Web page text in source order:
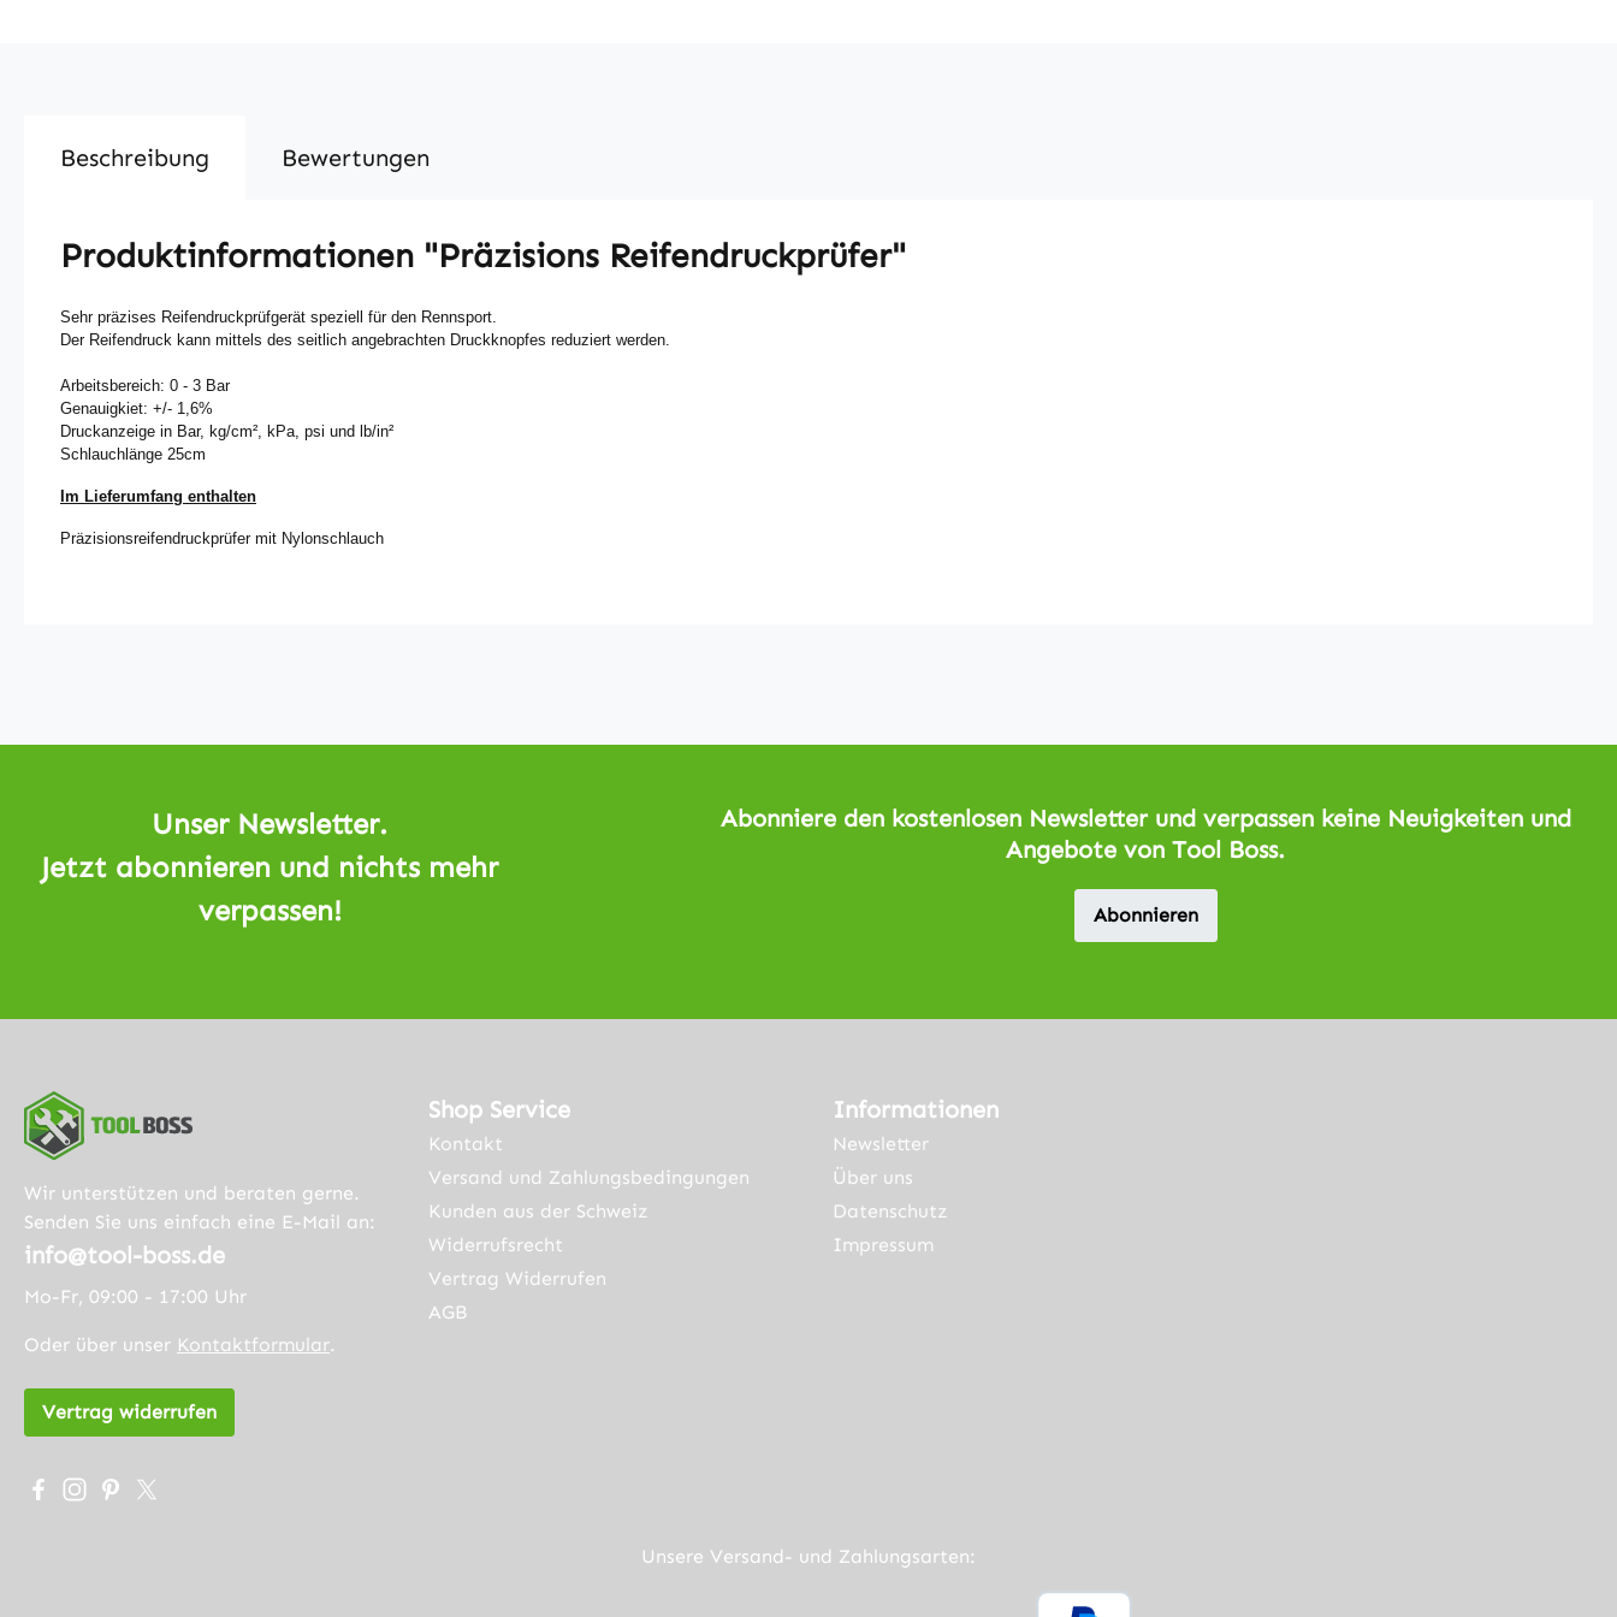
Beschreibung Bewertungen
Produktinformationen "Präzisions Reifendruckprüfer"
Sehr präzises Reifendruckprüfgerät speziell für den Rennsport.
Der Reifendruck kann mittels des seitlich angebrachten Druckknopfes reduziert werden.
Arbeitsbereich: 0 - 3 Bar
Genauigkiet: +/- 1,6%
Druckanzeige in Bar, kg/cm², kPa, psi und lb/in²
Schlauchlänge 25cm
Im Lieferumfang enthalten
Präzisionsreifendruckprüfer mit Nylonschlauch
Unser Newsletter.
Jetzt abonnieren und nichts mehr
verpassen!
Abonniere den kostenlosen Newsletter und verpassen keine Neuigkeiten und
Angebote von Tool Boss.
Abonnieren
Wir unterstützen und beraten gerne.
Senden Sie uns einfach eine E-Mail an:
info@tool-boss.de
Mo-Fr, 09:00 - 17:00 Uhr
Oder über unser Kontaktformular.
Vertrag widerrufen
Besuche uns auf Facebook – öffnet in neuem Tab (externer Link)
Schau auf Instagram vorbei – öffnet in neuem Tab (externer Link)
Lass dich auf Pinterest inspirieren – öffnet in neuem Tab (externer Link)
Folge uns auf X – öffnet in neuem Tab (externer Link)
Shop Service
Kontakt
Versand und Zahlungsbedingungen
Kunden aus der Schweiz
Widerrufsrecht
Vertrag Widerrufen
AGB
Informationen
Newsletter
Über uns
Datenschutz
Impressum
Unsere Versand- und Zahlungsarten: